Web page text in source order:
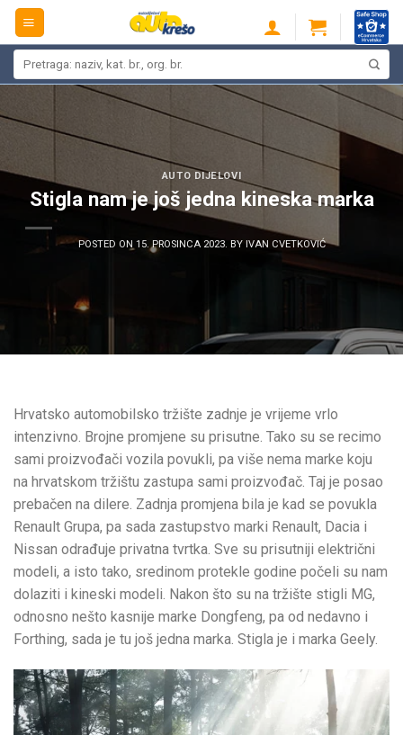
Skip
content
AUTO DIJELOVI
Stigla nam je još jedna kineska marka
POSTED ON 15. PROSINCA 2023. BY IVAN CVETKOVIĆ
Hrvatsko automobilsko tržište zadnje je vrijeme vrlo
intenzivno. Brojne promjene su prisutne. Tako su se recimo
sami proizvođači vozila povukli, pa više nema marke koju
na hrvatskom tržištu zastupa sami proizvođač. Taj je posao
prebačen na dilere. Zadnja promjena bila je kad se povukla
Renault Grupa, pa sada zastupstvo marki Renault, Dacia i
Nissan odrađuje privatna tvrtka. Sve su prisutniji električni
modeli, a isto tako, sredinom protekle godine počeli su nam
dolaziti i kineski modeli. Nakon što su na tržište stigli MG,
odnosno nešto kasnije marke Dongfeng, pa od nedavno i
Forthing, sada je tu još jedna marka. Stigla je i marka Geely.